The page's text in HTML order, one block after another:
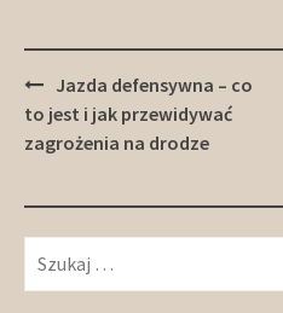
Post
navigation
Jazda defensywna – co
to jest i jak przewidywać
zagrożenia na drodze